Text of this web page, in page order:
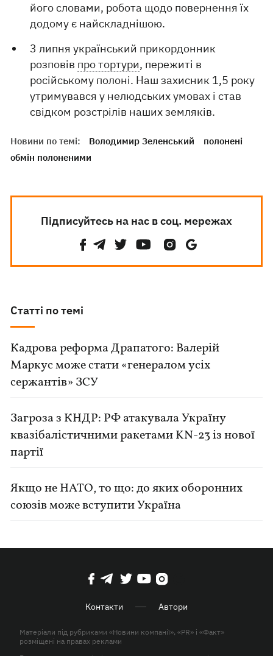
його словами, робота щодо повернення їх
додому є найскладнішою.
3 липня український прикордонник
розповів про тортури, пережиті в
російському полоні. Наш захисник 1,5 року
утримувався у нелюдських умовах і став
свідком розстрілів наших земляків.
Новини по темі: Володимир Зеленський
полонені
обмін полоненими
Підписуйтесь на нас в соц. мережах
Статті по темі
Кадрова реформа Драпатого: Валерій
Маркус може стати «генералом усіх
сержантів» ЗСУ
Загроза з КНДР: РФ атакувала Україну
квазібалістичними ракетами KN-23 із нової
партії
Якщо не НАТО, то що: до яких оборонних
союзів може вступити Україна
Контакти Автори
Матеріали під рубриками «Новини компанії», «PR» і «Факт»
розміщені на правах реклами